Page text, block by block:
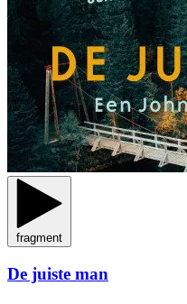
fragment
De juiste man